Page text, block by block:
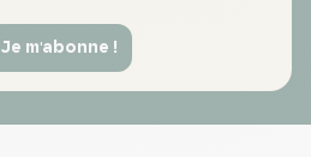
Je m'abonne !